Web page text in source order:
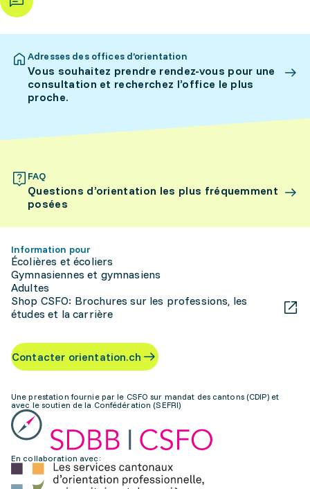
Adresses des offices d’orientation
Vous souhaitez prendre rendez-vous pour une
consultation et recherchez l’office le plus
proche.
FAQ
Questions d’orientation les plus fréquemment
posées
Information pour
Écolières et écoliers
Gymnasiennes et gymnasiens
Adultes
Shop CSFO: Brochures sur les professions, les
études et la carrière
Contacter orientation.ch
Une prestation fournie par le CSFO sur mandat des cantons (CDIP) et
avec le soutien de la Confédération (SEFRI)
En collaboration avec: